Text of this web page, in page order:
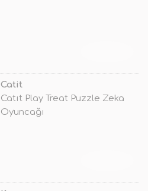
Catit
Catıt Play Treat Puzzle Zeka
Oyuncağı